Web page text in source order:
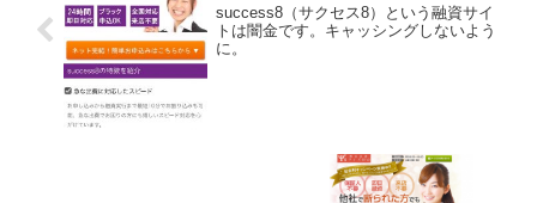
success8（サクセス8）という融資サイ
トは闇金です。キャッシングしないよう
に。